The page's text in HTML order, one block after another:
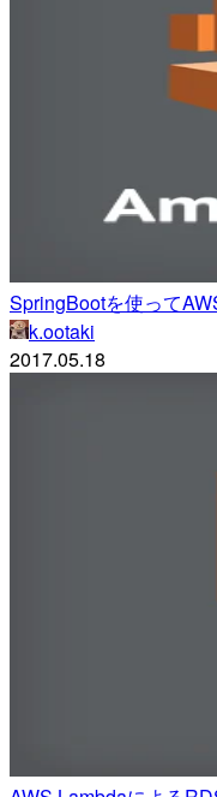
SpringBootを使って
k.ootaki
2017.05.18